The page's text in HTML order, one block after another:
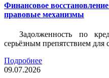
Финансовое
правовые механизмы
Задолженность по
серьёзным препятствием
Подробнее
09.07.2026